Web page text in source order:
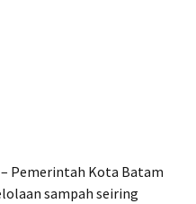
– Pemerintah Kota Batam
sampah seiring